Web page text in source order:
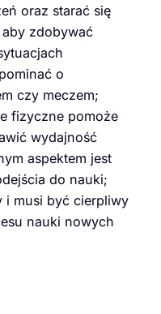
oraz starać się
zdobywać
o
czy meczem;
fizyczne pomoże
wydajność
aspektem jest
do nauki;
i musi być cierpliwy
nauki nowych